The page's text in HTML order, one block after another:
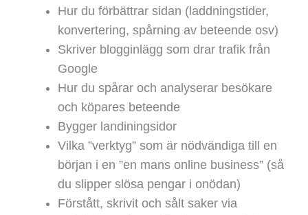
Hur du förbättrar sidan (laddningstider,
konvertering, spårning av beteende osv)
Skriver blogginlägg som drar trafik från
Google
Hur du spårar och analyserar besökare
och köpares beteende
Bygger landiningsidor
Vilka ”verktyg” som är nödvändiga till en
början i en ”en mans online business” (så
du slipper slösa pengar i onödan)
Förstått, skrivit och sålt saker via